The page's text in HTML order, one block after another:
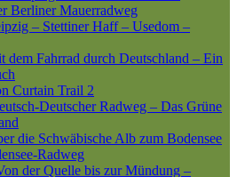
Berliner Mauerradweg
– Stettiner Haff – Usedom –
dem Fahrrad durch Deutschland – Ein
Curtain Trail 2
Deutscher Radweg – Das Grüne
die Schwäbische Alb zum Bodensee
Radweg
der Quelle bis zur Mündung –